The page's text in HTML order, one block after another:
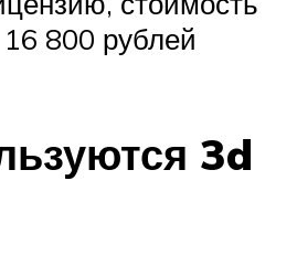
16 800 рублей
3d